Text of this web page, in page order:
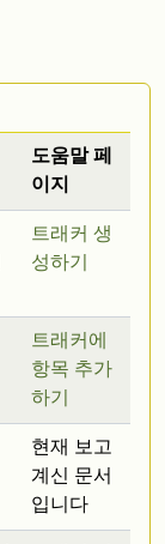
도움말 페
이지
트래커 생
성하기
트래커에
항목 추가
하기
현재 보고
계신 문서
입니다